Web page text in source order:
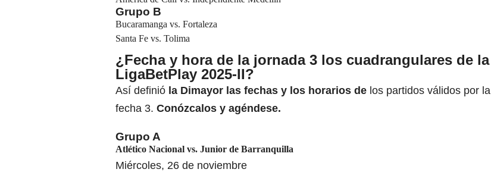
Grupo B
Bucaramanga vs. Fortaleza
Santa Fe vs. Tolima
¿Fecha y hora de la jornada 3 los cuadrangulares de la
LigaBetPlay 2025-II?
Así definió la Dimayor las fechas y los horarios de los partidos válidos por la
fecha 3. Conózcalos y agéndese.
Grupo A
Atlético Nacional vs. Junior de Barranquilla
Miércoles, 26 de noviembre